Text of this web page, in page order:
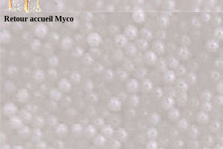
Retour accueil Myco